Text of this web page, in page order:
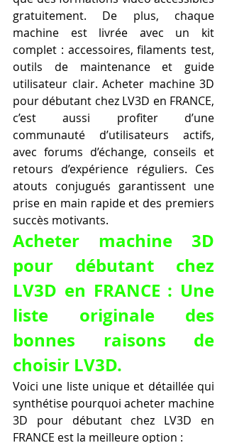
gratuitement. De plus, chaque
machine est livrée avec un kit
complet : accessoires, filaments test,
outils de maintenance et guide
utilisateur clair. Acheter machine 3D
pour débutant chez LV3D en FRANCE,
c’est aussi profiter d’une
communauté d’utilisateurs actifs,
avec forums d’échange, conseils et
retours d’expérience réguliers. Ces
atouts conjugués garantissent une
prise en main rapide et des premiers
succès motivants.
Acheter machine 3D
pour débutant chez
LV3D en FRANCE : Une
liste originale des
bonnes raisons de
choisir LV3D.
Voici une liste unique et détaillée qui
synthétise pourquoi acheter machine
3D pour débutant chez LV3D en
FRANCE est la meilleure option :